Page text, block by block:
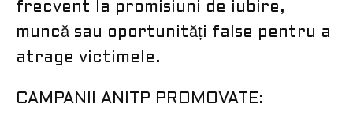
frecvent la promisiuni de iubire,
muncă sau oportunități false pentru a
atrage victimele.
CAMPANII ANITP PROMOVATE: